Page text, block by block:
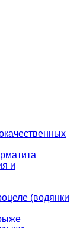
и
(водянки